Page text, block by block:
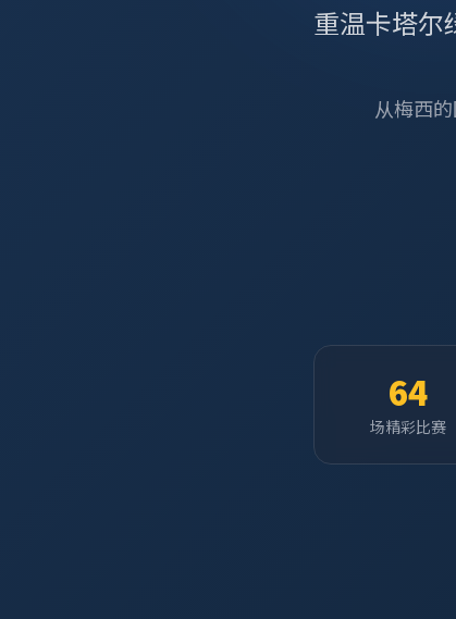
重温卡塔尔
从梅西
64
场精彩比赛